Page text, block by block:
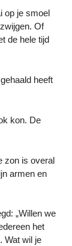
op je smoel
Of
de hele tijd
heeft
kon. De
zon is overal
armen en
„Willen we
het
Wat wil je